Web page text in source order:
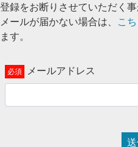
登録をお断りさせていただく事
メールが届かない場合は、 こ
ます。
メールアドレス